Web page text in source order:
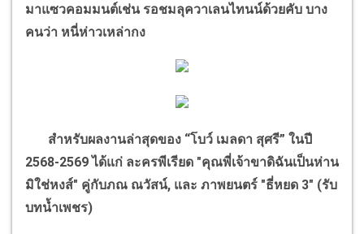
มาแซวคอมมนต์เช่น รอชมลุควาเลนไทนน์ด้วยคับ บาง
คนว่า หนี่ห่าวเหล่ากง
สำหรับผลงานล่าสุดของ “โบว์ เมลดา สุศรี” ในปี
2568-2569ได้แก่ ละครพีเรียด "คุณพี่เจ้าขาดิฉันเป็นห่าน
มิใช่หงส์" คู่กับภณ ณวัสน์, และ ภาพยนตร์ "ธี่หยด 3" (รับ
บทน้ำเพชร)